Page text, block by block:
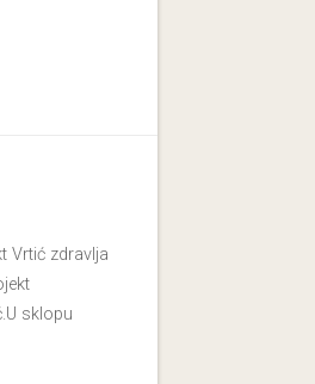
Vrtić zdravlja
sklopu